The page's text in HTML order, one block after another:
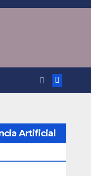
Artificial